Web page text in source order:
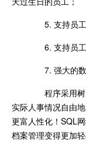
5. 支持员工
6. 支持员工
7. 强大的数
程序采用树
实际人事情况自由
更富人性化！SQL
档案管理变得更加轻